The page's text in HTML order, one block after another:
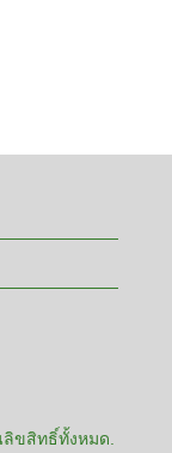
ขสิทธิ์ทั้งหมด.